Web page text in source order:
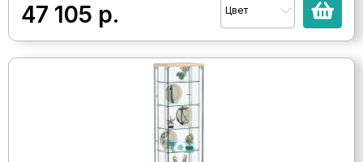
47 105 р. Цвет